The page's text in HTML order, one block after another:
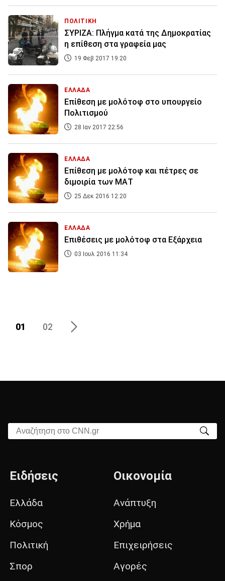
ΠΟΛΙΤΙΚΗ
ΣΥΡΙΖΑ: Πλήγμα κατά της Δημοκρατίας
η επίθεση στα γραφεία μας
19 Φεβ 2017 19:20
ΕΛΛΑΔΑ
Επίθεση με μολότοφ στο υπουργείο
Πολιτισμού
28 Ιαν 2017 22:56
ΕΛΛΑΔΑ
Επίθεση με μολότοφ και πέτρες σε
διμοιρία των ΜΑΤ
25 Δεκ 2016 12:20
ΕΛΛΑΔΑ
Επιθέσεις με μολότοφ στα Εξάρχεια
03 Ιουλ 2016 11:34
01 02
Αναζήτηση στο CNN.gr
Ειδήσεις
Ελλάδα
Κόσμος
Πολιτική
Σπορ
Οικονομία
Ανάπτυξη
Χρήμα
Επιχειρήσεις
Αγορές